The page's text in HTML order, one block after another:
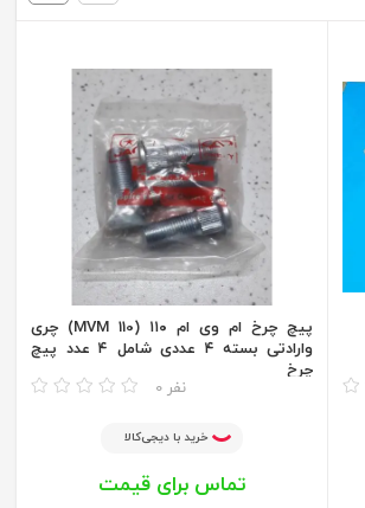
پیچ چرخ ام وی ام ۱۱۰ (MVM 110) چری
وارادتی بسته ۴ عددی شامل ۴ عدد پیچ
چرخ
0 نفر
خرید با دیجی‌کالا
تماس برای قیمت